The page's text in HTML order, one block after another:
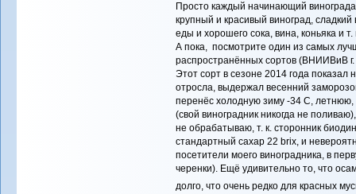
Просто каждый начинающий
крупный и красивый виноград,
еды и хорошего сока, вина, коньяка и т.
А пока, посмотрите один из самых
распространённых сортов (ВНИИВиВ г.
Этот сорт в сезоне 2014 года показал
отросла, выдержал весенний
перенёс холодную зиму -34 С,
(свой виноградник никогда не
не обрабатываю, т. к. сторонник
стандартный сахар 22 brix, и
посетители моего виноградника, в
черенки). Ещё удивительно то, что
долго, что очень редко для красных